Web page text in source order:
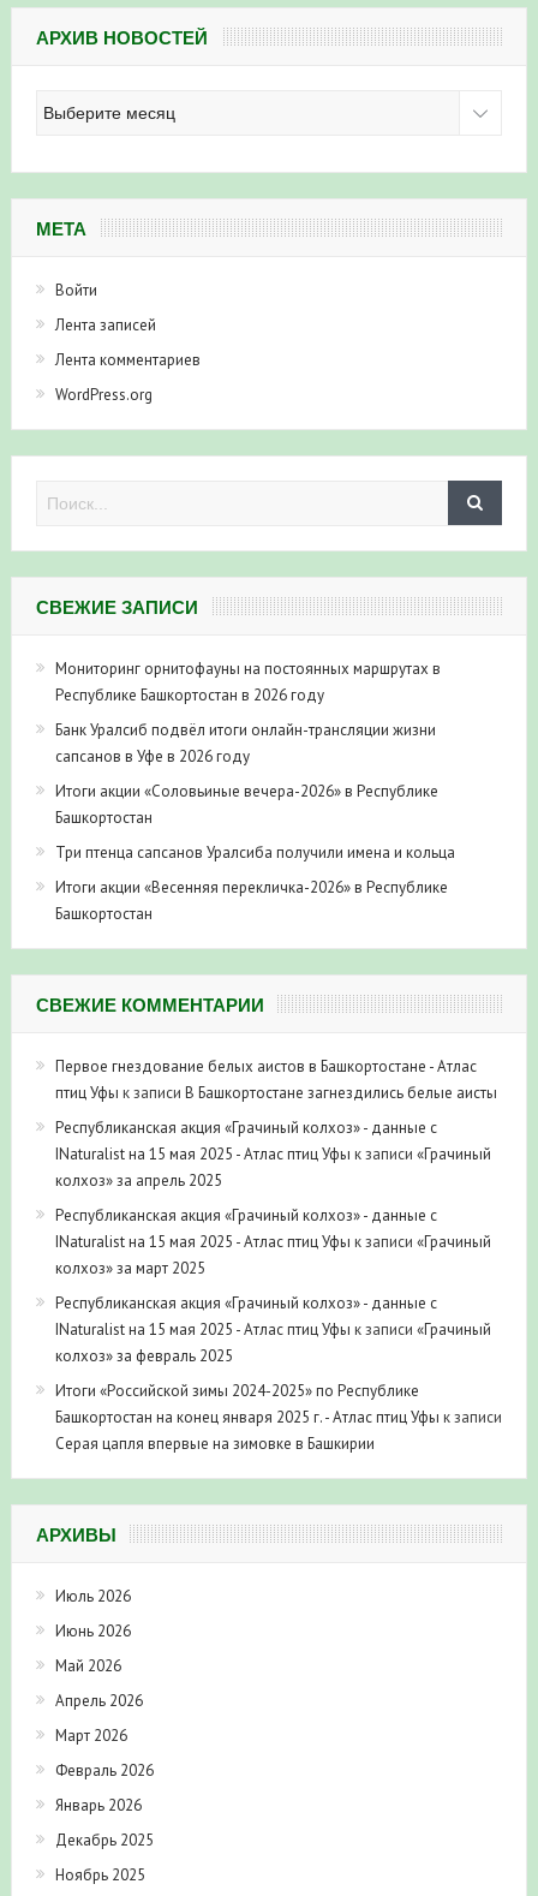
АРХИВ НОВОСТЕЙ
новостей
МЕТА
Войти
Лента записей
Лента комментариев
WordPress.org
СВЕЖИЕ ЗАПИСИ
Мониторинг орнитофауны на постоянных маршрутах в
Республике Башкортостан в 2026 году
Банк Уралсиб подвёл итоги онлайн-трансляции жизни
сапсанов в Уфе в 2026 году
Итоги акции «Соловьиные вечера-2026» в Республике
Башкортостан
Три птенца сапсанов Уралсиба получили имена и кольца
Итоги акции «Весенняя перекличка-2026» в Республике
Башкортостан
СВЕЖИЕ КОММЕНТАРИИ
Первое гнездование белых аистов в Башкортостане - Атлас
птиц Уфы к записи В Башкортостане загнездились белые аисты
Республиканская акция «Грачиный колхоз» - данные с
INaturalist на 15 мая 2025 - Атлас птиц Уфы к записи «Грачиный
колхоз» за апрель 2025
Республиканская акция «Грачиный колхоз» - данные с
INaturalist на 15 мая 2025 - Атлас птиц Уфы к записи «Грачиный
колхоз» за март 2025
Республиканская акция «Грачиный колхоз» - данные с
INaturalist на 15 мая 2025 - Атлас птиц Уфы к записи «Грачиный
колхоз» за февраль 2025
Итоги «Российской зимы 2024-2025» по Республике
Башкортостан на конец января 2025 г. - Атлас птиц Уфы к записи
Серая цапля впервые на зимовке в Башкирии
АРХИВЫ
Июль 2026
Июнь 2026
Май 2026
Апрель 2026
Март 2026
Февраль 2026
Январь 2026
Декабрь 2025
Ноябрь 2025